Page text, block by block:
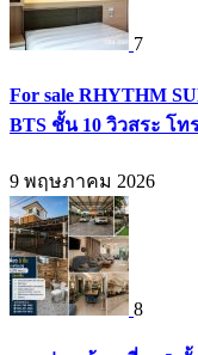
7
For sale RHYTHM
BTS ชั้น 10 วิวสระ โทร
9 พฤษภาคม 2026
8